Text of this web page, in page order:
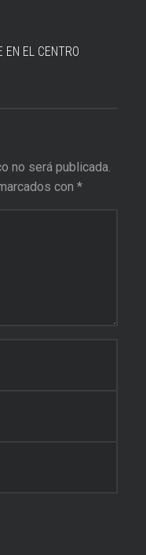
EN EL CENTRO
no será publicada.
con *